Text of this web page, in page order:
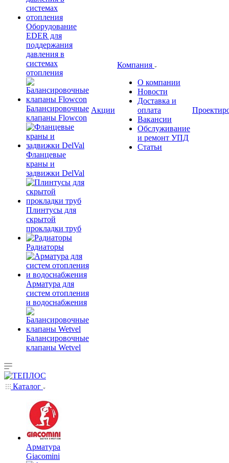
Оборудование
EDER для
поддержания
давления в
системах
отопления
Балансировочные
клапаны Flowcon
Фланцевые
краны и
задвижки DelVal
Плинтусы для
скрытой
прокладки труб
Радиаторы
Арматура для
систем отопления
и водоснабжения
Балансировочные
клапаны Wetvel
Акции
Компания
О компании
Новости
Доставка и
оплата
Вакансии
Обслуживание
и ремонт УПД
Статьи
Каталог
Арматура
Giacomini